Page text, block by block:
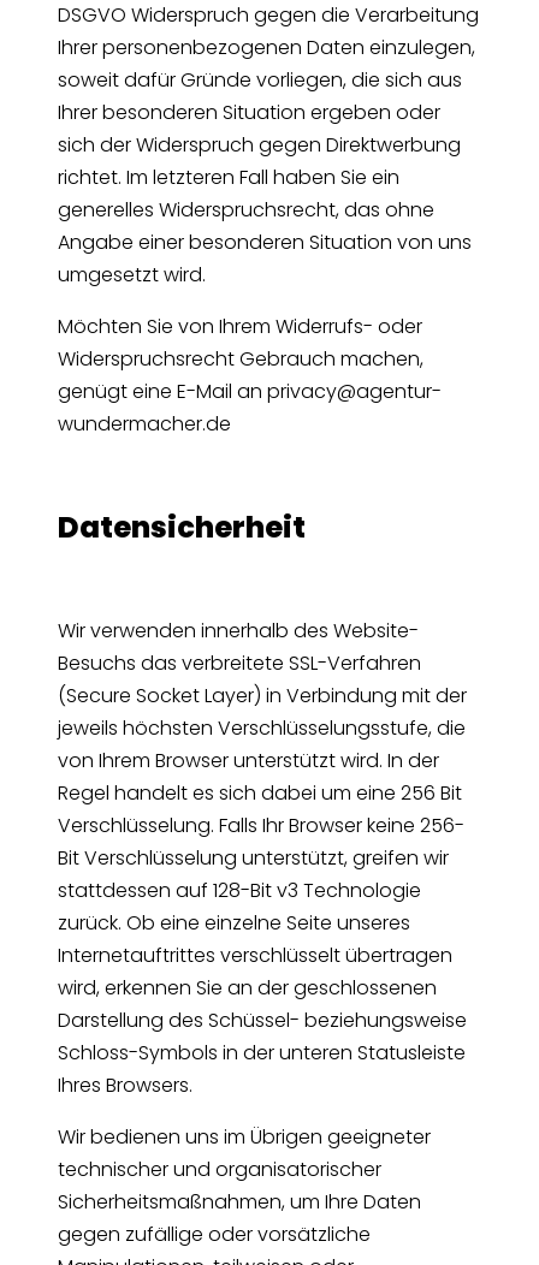
DSGVO Widerspruch gegen die Verarbeitung
Ihrer personenbezogenen Daten einzulegen,
soweit dafür Gründe vorliegen, die sich aus
Ihrer besonderen Situation ergeben oder
sich der Widerspruch gegen Direktwerbung
richtet. Im letzteren Fall haben Sie ein
generelles Widerspruchsrecht, das ohne
Angabe einer besonderen Situation von uns
umgesetzt wird.
Möchten Sie von Ihrem Widerrufs- oder
Widerspruchsrecht Gebrauch machen,
genügt eine E-Mail an privacy@agentur-
wundermacher.de
Datensicherheit
Wir verwenden innerhalb des Website-
Besuchs das verbreitete SSL-Verfahren
(Secure Socket Layer) in Verbindung mit der
jeweils höchsten Verschlüsselungsstufe, die
von Ihrem Browser unterstützt wird. In der
Regel handelt es sich dabei um eine 256 Bit
Verschlüsselung. Falls Ihr Browser keine 256-
Bit Verschlüsselung unterstützt, greifen wir
stattdessen auf 128-Bit v3 Technologie
zurück. Ob eine einzelne Seite unseres
Internetauftrittes verschlüsselt übertragen
wird, erkennen Sie an der geschlossenen
Darstellung des Schüssel- beziehungsweise
Schloss-Symbols in der unteren Statusleiste
Ihres Browsers.
Wir bedienen uns im Übrigen geeigneter
technischer und organisatorischer
Sicherheitsmaßnahmen, um Ihre Daten
gegen zufällige oder vorsätzliche